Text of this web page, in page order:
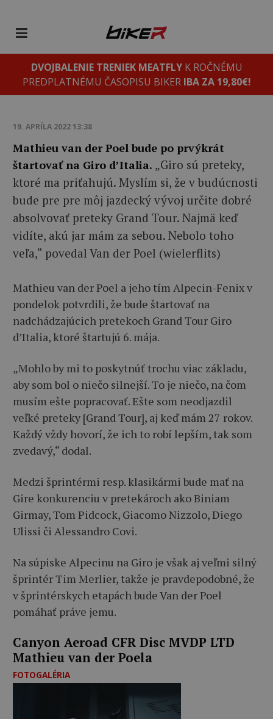
DVOJBALENIE TRENIEK MEATFLYK ROČNÉMU
PREDPLATNÉMU ČASOPISU BIKER IBA ZA 19,80€!
19. APRÍLA 2022 13:38
Mathieu van der Poel bude po prvýkrát
štartovať na Giro d’Italia. „Giro sú preteky,
ktoré ma priťahujú. Myslím si, že v budúcnosti
bude pre pre môj jazdecký vývoj určite dobré
absolvovať preteky Grand Tour. Najmä keď
vidíte, akú jar mám za sebou. Nebolo toho
veľa,“ povedal Van der Poel (wielerflits)
Mathieu van der Poel a jeho tím Alpecin-Fenix v
pondelok potvrdili, že bude štartovať na
nadchádzajúcich pretekoch Grand Tour Giro
d’Italia, ktoré štartujú 6. mája.
„Mohlo by mi to poskytnúť trochu viac základu,
aby som bol o niečo silnejší. To je niečo, na čom
musím ešte popracovať. Ešte som neodjazdil
veľké preteky [Grand Tour], aj keď mám 27 rokov.
Každý vždy hovorí, že ich to robí lepším, tak som
zvedavý,“ dodal.
Medzi šprintérmi resp. klasikármi bude mať na
Gire konkurenciu v pretekároch ako Biniam
Girmay, Tom Pidcock, Giacomo Nizzolo, Diego
Ulissi či Alessandro Covi.
Na súpiske Alpecinu na Giro je však aj veľmi silný
šprintér Tim Merlier, takže je pravdepodobné, že
v šprintérskych etapách bude Van der Poel
pomáhať práve jemu.
Canyon Aeroad CFR Disc MVDP LTD
Mathieu van der Poela
FOTOGALÉRIA